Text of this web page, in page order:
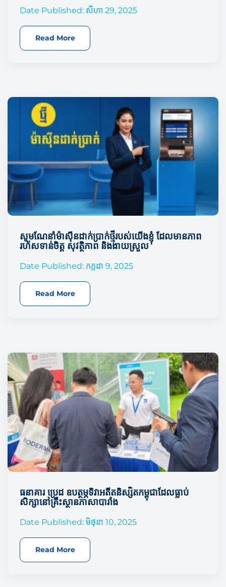
Date Published: សីហា 29, 2025
Read More
សូមណែនាំម៉ាស៊ីនដាក់ប្រាក់ថ្មីរបស់យើងខ្ញុំ ដែលមានភាព
រហ័សទាន់ចិត្ត សុវត្ថិភាព និងងាយស្រួល​
Date Published: កក្កដា 9, 2025
Read More
ធនាគារ ប្រេដ ឧបត្ថម្ភទិវាអតីតនិស្សិតកម្ពុជាដែលធ្លាប់
សិក្សានៅគ្រឹះស្ថានភាសាបារាំង
Date Published: មិថុនា 10, 2025
Read More